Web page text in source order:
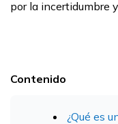
por la incertidumbre
Contenido
¿Qué es